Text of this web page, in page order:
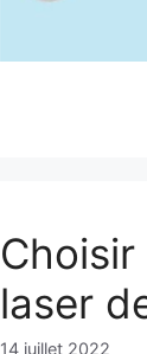
Choisir
laser
14 juillet 2022